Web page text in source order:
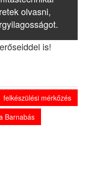
olvasni,
is!
felkészülési mérkőzés
Barnabás